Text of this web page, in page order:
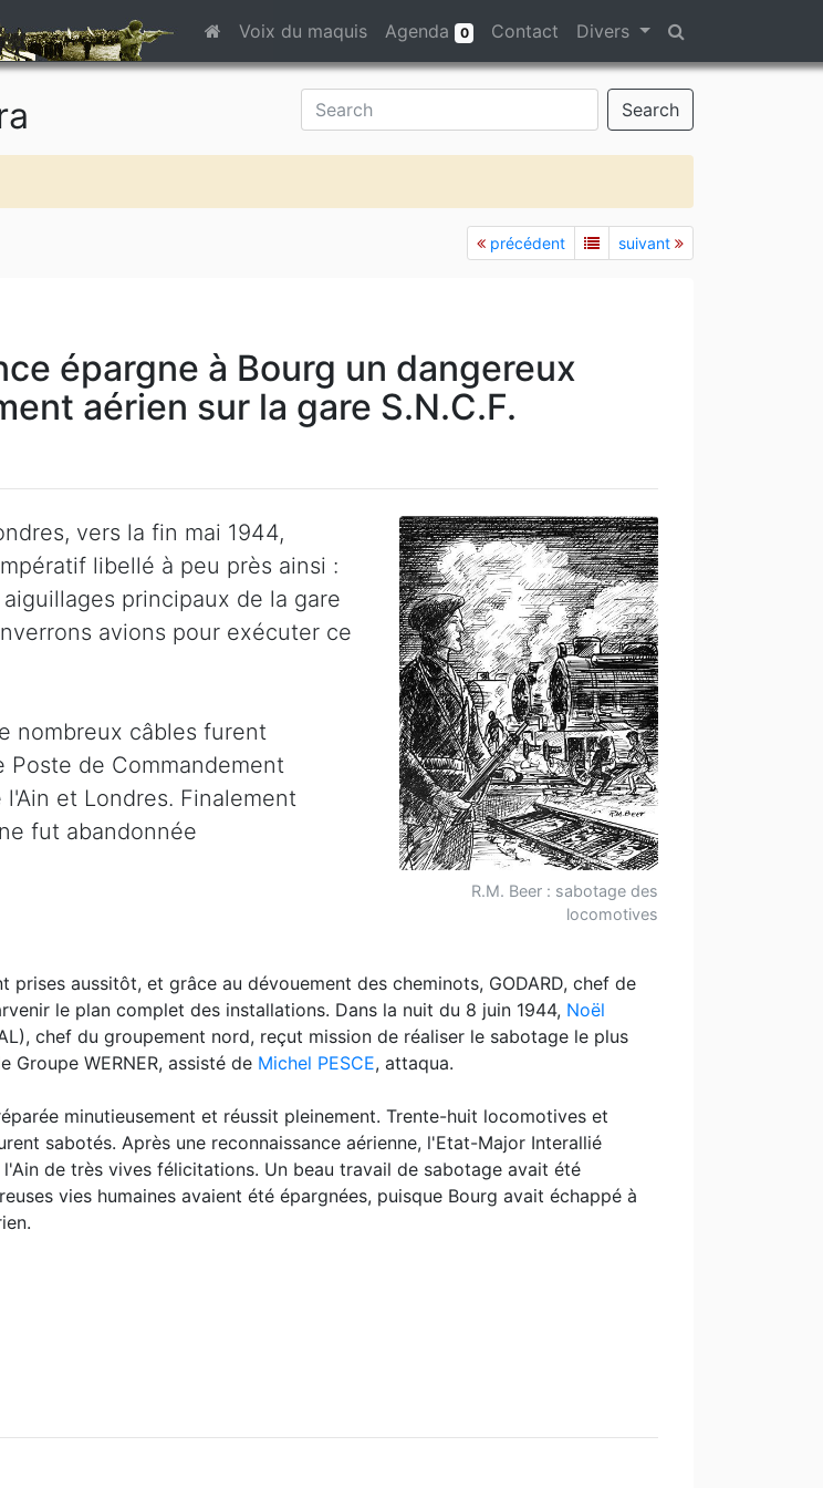
Voix du maquis Agenda 0 Contact Divers
Search
précédent suivant
épargne à Bourg un dangereux
aérien sur la gare S.N.C.F.
vers la fin mai 1944,
libellé à peu près ainsi :
principaux de la gare
avions pour exécuter ce
nombreux câbles furent
Poste de Commandement
et Londres. Finalement
fut abandonnée
R.M. Beer : sabotage des
locomotives
prises aussitôt, et grâce au dévouement des cheminots, GODARD, chef de
le plan complet des installations. Dans la nuit du 8 juin 1944, Noël
chef du groupement nord, reçut mission de réaliser le sabotage le plus
Groupe WERNER, assisté de Michel PESCE, attaqua.
minutieusement et réussit pleinement. Trente-huit locomotives et
sabotés. Après une reconnaissance aérienne, l'Etat-Major Interallié
l'Ain de très vives félicitations. Un beau travail de sabotage avait été
vies humaines avaient été épargnées, puisque Bourg avait échappé à